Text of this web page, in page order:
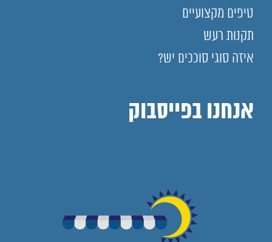
טיפים מקצועיים
תקנות רעש
איזה סוגי סוככים יש?
אנחנו בפייסבוק